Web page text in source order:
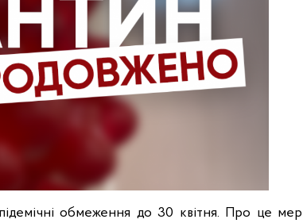
обмеження до 30 квітня. Про це мер